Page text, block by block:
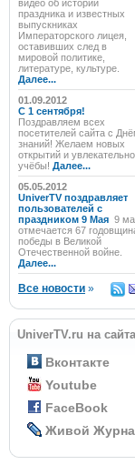
видео об истории
праздника и известных
выпускниках
Императорского лицея,
оставивших след в
мировой политике,
литературе, культуре.
Далее...
01.09.2012
C 1 сентября!
Поздравляем всех
посетителей сайта с
знаний! Желаем новых
открытий и
учёбы! Далее...
05.05.2012
UniverTV поздравляет
пользователей с
праздником 9 Мая 9
отмечается 67
победы в Великой
Отечественной войне.
Далее...
Все новости »
UniverTV.ru на
Вконтакте
Youtube
FaceBook
Живой